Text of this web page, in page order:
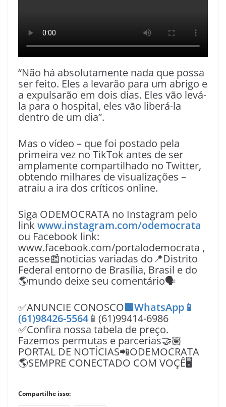
“Não há absolutamente nada que possa
ser feito. Eles a levarão para um abrigo e
a expulsarão em dois dias. Eles vão levá-
la para o hospital, eles vão liberá-la
dentro de um dia”.
Mas o vídeo – que foi postado pela
primeira vez no TikTok antes de ser
amplamente compartilhado no Twitter,
obtendo milhares de visualizações –
atraiu a ira dos críticos online.
Siga ODEMOCRATA no Instagram pelo
link www.instagram.com/odemocrata
ou Facebook link:
www.facebook.com/portalodemocrata ,
acesse📰noticias variadas do📍Distrito
Federal entorno de Brasília, Brasil e do
🌎mundo deixe seu comentário🗣
✅ANUNCIE CONOSCO🟩WhatsApp📱
(61)98426-5564 📱(61)99414-6986
✅Confira nossa tabela de preço.
Fazemos permutas e parcerias🤝🏽
PORTAL DE NOTÍCIAS📲ODEMOCRATA
🌎SEMPRE CONECTADO COM VOÇÊ🖥️
Compartilhe isso: